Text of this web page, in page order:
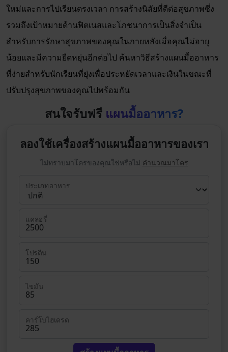
ใหม่และการไปเรียนตรงเวลา การสร้างนิสัยที่ดีต่อสุขภาพซึ่ง
รวมถึงเป้าหมายด้านฟิตเนสและโภชนาการเป็นสิ่งจำเป็น
สำหรับการรักษาสุขภาพของคุณในภายหลังเมื่อคุณไม่อายุ
น้อยและมีความยืดหยุ่นอีกต่อไป ค้นหาวิธีสร้างแผนมื้ออาหาร
ที่ง่ายสำหรับนักเรียนที่ยุ่งเพื่อประหยัดเวลาและเงินในขณะที่
ปรับปรุงสุขภาพของคุณไปพร้อมกัน
สนใจรับฟรี แผนมื้ออาหาร?
ลองใช้เครื่องสร้างแผนมื้ออาหารของเรา
ไม่ทราบมาโครของคุณใช่หรือไม่ คำนวณมาโคร
ประเภทอาหาร
แคลอรี่
โปรตีน
ไขมัน
คาร์โบไฮเดรต